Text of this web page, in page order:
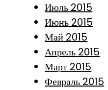
Июль 2015
Июнь 2015
Май 2015
Апрель 2015
Март 2015
Февраль 2015